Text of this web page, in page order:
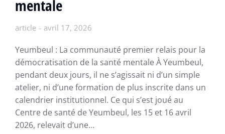
mentale
article avril 17, 2026
Yeumbeul : La communauté premier relais pour la
démocratisation de la santé mentale À Yeumbeul,
pendant deux jours, il ne s’agissait ni d’un simple
atelier, ni d’une formation de plus inscrite dans un
calendrier institutionnel. Ce qui s’est joué au
Centre de santé de Yeumbeul, les 15 et 16 avril
2026, relevait d’une…